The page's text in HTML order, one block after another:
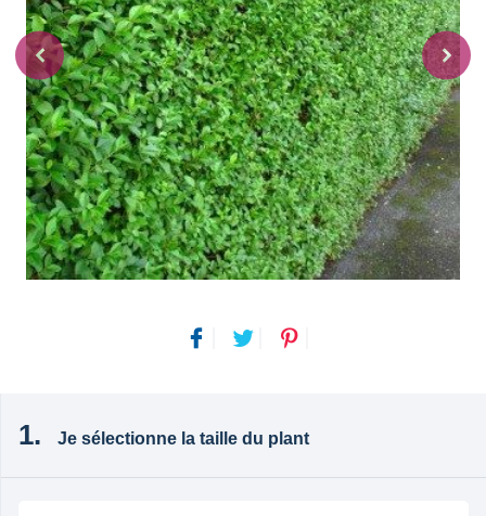
Je sélectionne la taille du plant